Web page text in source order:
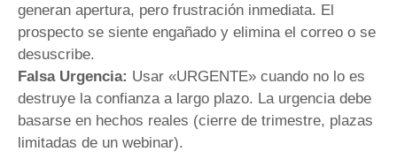
generan apertura, pero frustración inmediata. El
prospecto se siente engañado y elimina el correo o se
desuscribe.
Falsa Urgencia: Usar «URGENTE» cuando no lo es
destruye la confianza a largo plazo. La urgencia debe
basarse en hechos reales (cierre de trimestre, plazas
limitadas de un webinar).